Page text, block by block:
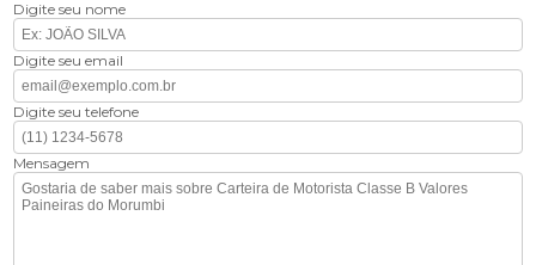
Digite seu nome
Digite seu email
Digite seu telefone
Mensagem